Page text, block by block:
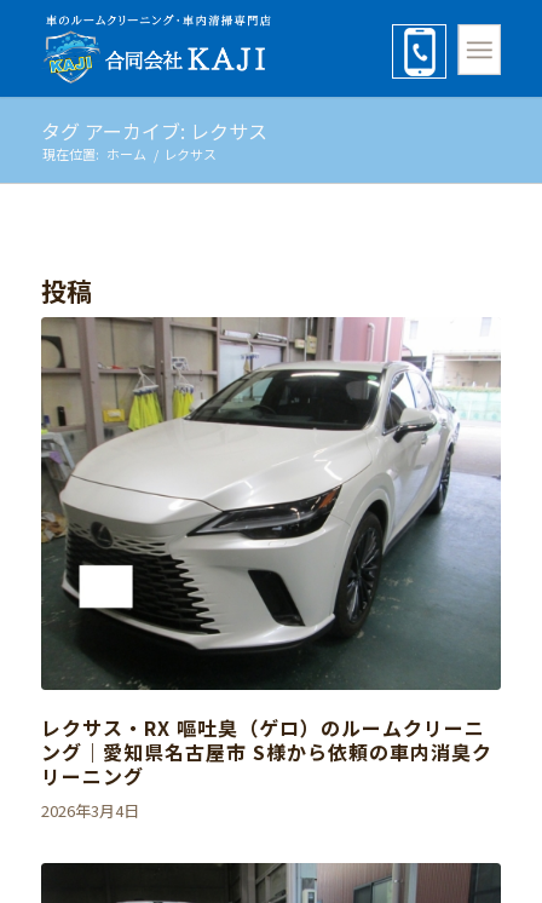
タグ アーカイブ: レクサス
現在位置: ホーム / レクサス
投稿
レクサス・RX 嘔吐臭（ゲロ）のルームクリーニ
ング｜愛知県名古屋市 S様から依頼の車内消臭ク
リーニング
2026年3月4日